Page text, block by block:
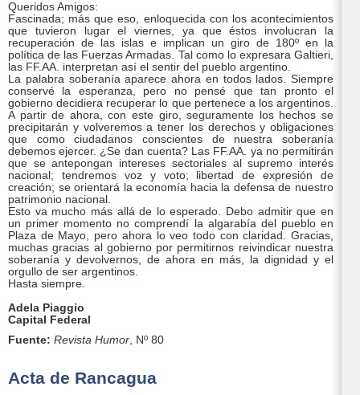
Queridos Amigos:
Fascinada; más que eso, enloquecida con los acontecimientos
que tuvieron lugar el viernes, ya que éstos involucran la
recuperación de las islas e implican un giro de 180º en la
política de las Fuerzas Armadas. Tal como lo expresara Galtieri,
las FF.AA. interpretan así el sentir del pueblo argentino.
La palabra soberanía aparece ahora en todos lados. Siempre
conservé la esperanza, pero no pensé que tan pronto el
gobierno decidiera recuperar lo que pertenece a los argentinos.
A partir de ahora, con este giro, seguramente los hechos se
precipitarán y volveremos a tener los derechos y obligaciones
que como ciudadanos conscientes de nuestra soberanía
debemos ejercer. ¿Se dan cuenta? Las FF.AA. ya no permitirán
que se antepongan intereses sectoriales al supremo interés
nacional; tendremos voz y voto; libertad de expresión de
creación; se orientará la economía hacia la defensa de nuestro
patrimonio nacional.
Esto va mucho más allá de lo esperado. Debo admitir que en
un primer momento no comprendí la algarabía del pueblo en
Plaza de Mayo, pero ahora lo veo todo con claridad. Gracias,
muchas gracias al gobierno por permitirnos reivindicar nuestra
soberanía y devolvernos, de ahora en más, la dignidad y el
orgullo de ser argentinos.
Hasta siempre.
Adela Piaggio
Capital Federal
Fuente: Revista Humor, Nº 80
Acta de Rancagua